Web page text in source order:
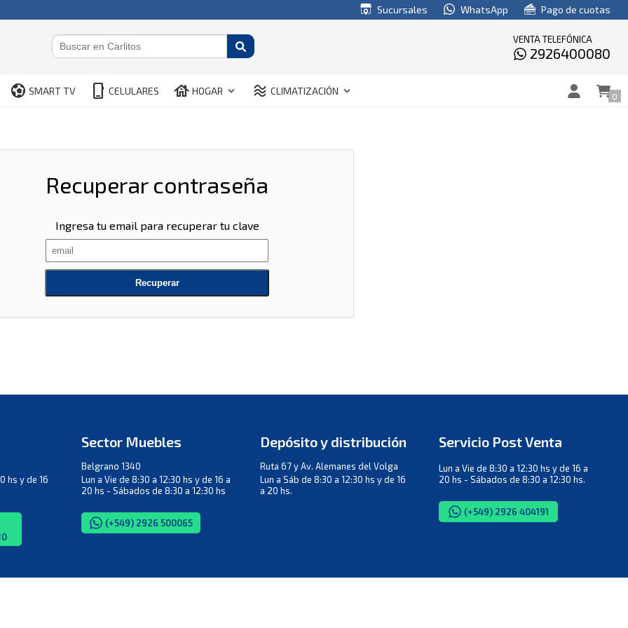
Sucursales WhatsApp Pago de cuotas
VENTA TELEFÓNICA
2926400080
0
sports_and_outdoors SMART TV phone_iphone CELULARES house HOGAR keyboard_arrow_down airware CLIMATIZACIÓN keyboard_arrow_down
Recuperar contraseña
Ingresa tu email para recuperar tu clave
Recuperar
hs y de 16
Sector Muebles
Belgrano 1340
Lun a Vie de 8:30 a 12:30 hs y de 16 a
20 hs - Sábados de 8:30 a 12:30 hs
(+549) 2926 500065
Depósito y distribución
Ruta 67 y Av. Alemanes del Volga
Lun a Sáb de 8:30 a 12:30 hs y de 16
a 20 hs.
Servicio Post Venta
Lun a Vie de 8:30 a 12:30 hs y de 16 a
20 hs - Sábados de 8:30 a 12:30 hs.
(+549) 2926 404191